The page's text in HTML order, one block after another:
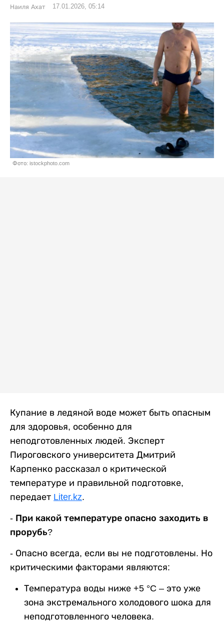
Наиля Ахат 17.01.2026, 05:14
Фото: istockphoto.com
Купание в ледяной воде может быть опасным
для здоровья, особенно для
неподготовленных людей. Эксперт
Пироговского университета Дмитрий
Карпенко рассказал о критической
температуре и правильной подготовке,
передает Liter.kz.
- При какой температуре опасно заходить в
прорубь?
- Опасно всегда, если вы не подготовлены. Но
критическими факторами являются:
Температура воды ниже +5 °C – это уже
зона экстремального холодового шока для
неподготовленного человека.